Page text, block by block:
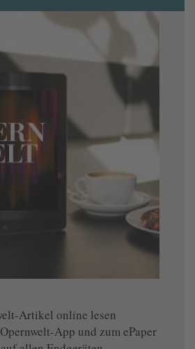
Artikel online lesen
App und zum ePaper